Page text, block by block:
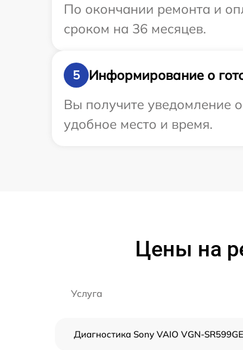
По окончании ремонта и
сроком на 36 месяцев.
5
Информирование о
Вы получите уведомление
удобное место и время.
Цены на
Услуга
Диагностика Sony VAIO VGN-